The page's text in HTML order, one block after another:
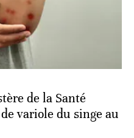
de la Santé
variole du singe au